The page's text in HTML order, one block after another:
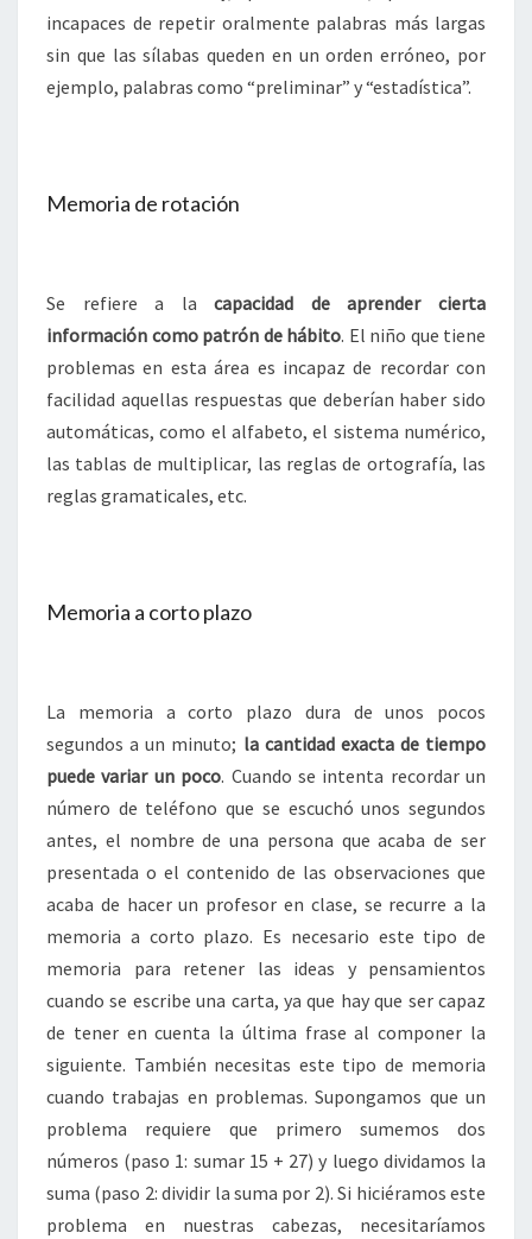
incapaces de repetir oralmente palabras más largas
sin que las sílabas queden en un orden erróneo, por
ejemplo, palabras como “preliminar” y “estadística”.
Memoria de rotación
Se refiere a lacapacidad de aprender cierta
información como patrón de hábito. El niño que tiene
problemas en esta área es incapaz de recordar con
facilidad aquellas respuestas que deberían haber sido
automáticas, como el alfabeto, el sistema numérico,
las tablas de multiplicar, las reglas de ortografía, las
reglas gramaticales, etc.
Memoria a corto plazo
La memoria a corto plazo dura de unos pocos
segundos a un minuto; la cantidad exacta de tiempo
puede variar un poco. Cuando se intenta recordar un
número de teléfono que se escuchó unos segundos
antes, el nombre de una persona que acaba de ser
presentada o el contenido de las observaciones que
acaba de hacer un profesor en clase, se recurre a la
memoria a corto plazo. Es necesario este tipo de
memoria para retener las ideas y pensamientos
cuando se escribe una carta, ya que hay que ser capaz
de tener en cuenta la última frase al componer la
siguiente. También necesitas este tipo de memoria
cuando trabajas en problemas. Supongamos que un
problema requiere que primero sumemos dos
números (paso 1: sumar 15 + 27) y luego dividamos la
suma (paso 2: dividir la suma por 2). Si hiciéramos este
problema en nuestras cabezas, necesitaríamos